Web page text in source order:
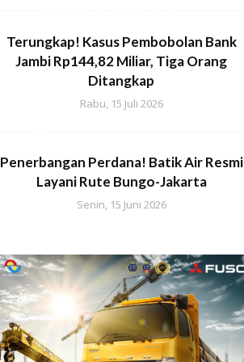
Terungkap! Kasus Pembobolan Bank
Jambi Rp144,82 Miliar, Tiga Orang
Ditangkap
Rabu, 15 Juli 2026
Penerbangan Perdana! Batik Air Resmi
Layani Rute Bungo-Jakarta
Senin, 15 Juni 2026